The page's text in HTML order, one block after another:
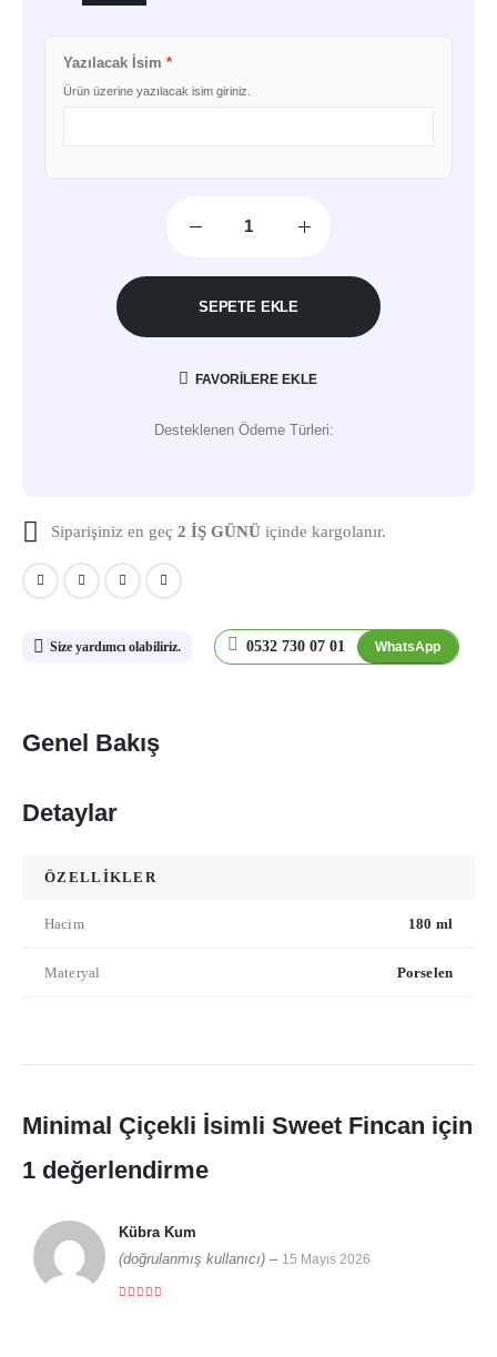
Yazılacak İsim *
Ürün üzerine yazılacak isim giriniz.
SEPETE EKLE
FAVORILERE EKLE
Desteklenen Ödeme Türleri:
Siparişiniz en geç 2 İŞ GÜNÜ içinde kargolanır.
Size yardımcı olabiliriz. 0532 730 07 01 WhatsApp
Genel Bakış
Detaylar
ÖZELLİKLER
Hacim 180 ml
Materyal Porselen
Minimal Çiçekli İsimli Sweet Fincan için
1 değerlendirme
Kübra Kum
(doğrulanmış kullanıcı) – 15 Mayıs 2026